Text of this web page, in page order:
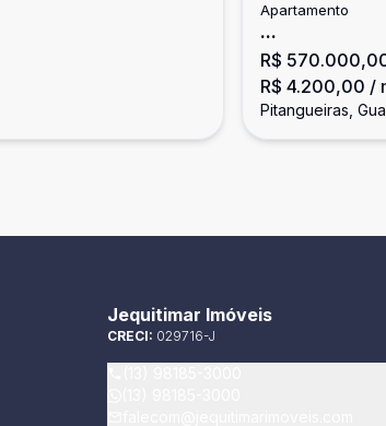
Apartamento
...
R$
R$ 4.200,00 /
Pitangueiras,
Jequitimar Imóveis
CRECI: 029716-J